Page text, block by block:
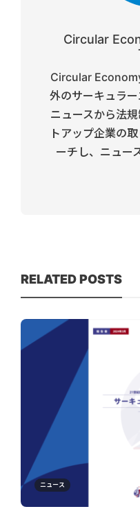
Circular
Circular
外のサーキュラ
ニュースから法
トアップ企業の
ーチし、ニュー
RELATED POSTS
ニュース